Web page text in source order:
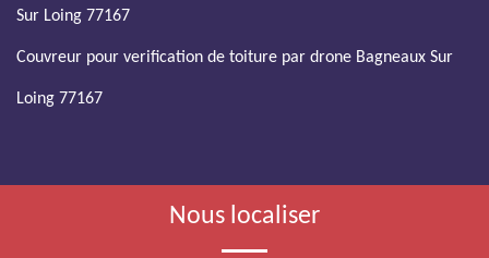
Sur Loing 77167
Couvreur pour verification de toiture par drone Bagneaux Sur
Loing 77167
Nous localiser